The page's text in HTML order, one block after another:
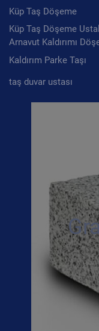
Küp Taş Döşeme
Küp Taş Döşeme
Arnavut Kaldırımı
Kaldırım Parke Taşı
taş duvar ustası